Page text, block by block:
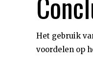
Het gebruik
voordelen op